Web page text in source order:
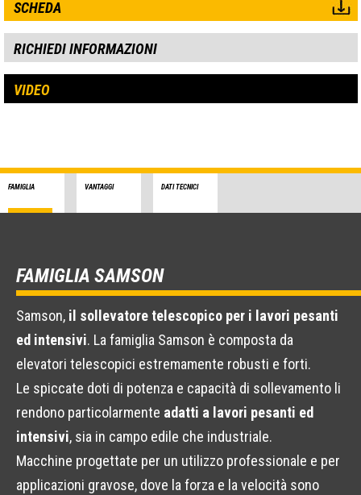
SCHEDA
RICHIEDI INFORMAZIONI
VIDEO
FAMIGLIA VANTAGGI DATI TECNICI
FAMIGLIA SAMSON
Samson, il sollevatore telescopico per i lavori pesanti
ed intensivi. La famiglia Samson è composta da
elevatori telescopici estremamente robusti e forti.
Le spiccate doti di potenza e capacità di sollevamento li
rendono particolarmente adatti a lavori pesanti ed
intensivi, sia in campo edile che industriale.
Macchine progettate per un utilizzo professionale e per
applicazioni gravose, dove la forza e la velocità sono